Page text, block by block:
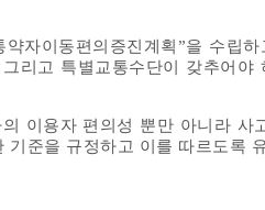
약자이동편의증진계획”을 수립
리고 특별교통수단이 갖추어
이용자 편의성 뿐만 아니라
기준을 규정하고 이를 따르도록